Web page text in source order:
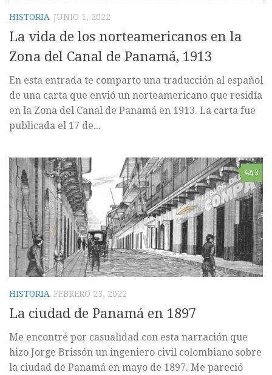
HISTORIA JUNIO 1, 2022
La vida de los norteamericanos en la
Zona del Canal de Panamá, 1913
En esta entrada te comparto una traducción al español
de una carta que envió un norteamericano que residía
en la Zona del Canal de Panamá en 1913. La carta fue
publicada el 17 de...
3
HISTORIA FEBRERO 23, 2022
La ciudad de Panamá en 1897
Me encontré por casualidad con esta narración que
hizo Jorge Brissón un ingeniero civil colombiano sobre
la ciudad de Panamá en mayo de 1897. Me pareció